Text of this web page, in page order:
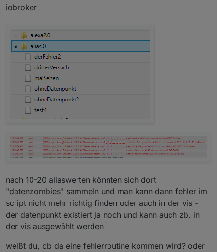
iobroker
nach 10-20 aliaswerten könnten sich dort
"datenzombies" sammeln und man kann dann fehler im
script nicht mehr richtig finden oder auch in der vis -
der datenpunkt existiert ja noch und kann auch zb. in
der vis ausgewählt werden
weißt du, ob da eine fehlerroutine kommen wird? oder